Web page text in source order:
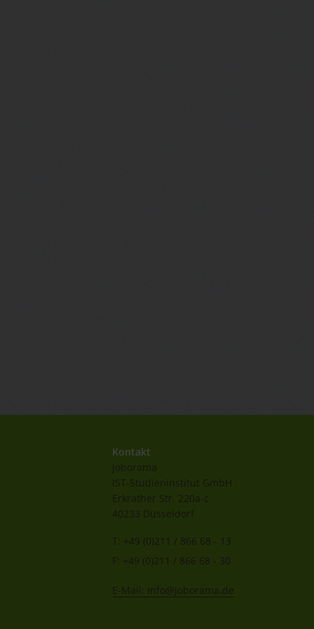
Kontakt
Joborama
IST-Studieninstitut GmbH
Erkrather Str. 220a-c
40233 Düsseldorf
T: +49 (0)211 / 866 68 - 13
F: +49 (0)211 / 866 68 - 30
E-Mail: info@joborama.de